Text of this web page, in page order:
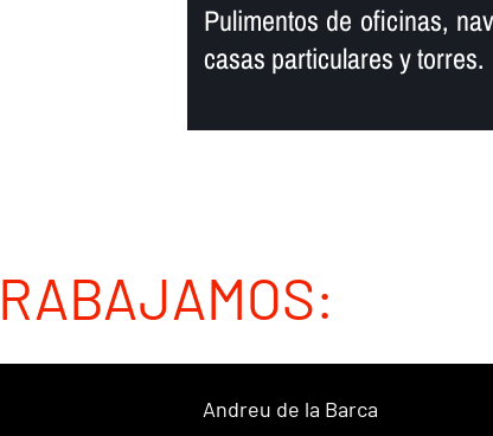
Pulimentos de oficinas,
casas particulares y torres.
Andreu de la Barca